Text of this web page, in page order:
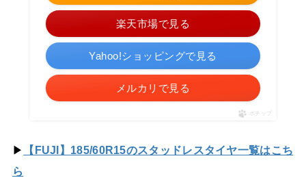
楽天市場で見る
Yahoo!ショッピングで見る
メルカリで見る
ポチップ
▶
【FUJI】185/60R15のスタッドレスタイヤ一覧はこち
ら